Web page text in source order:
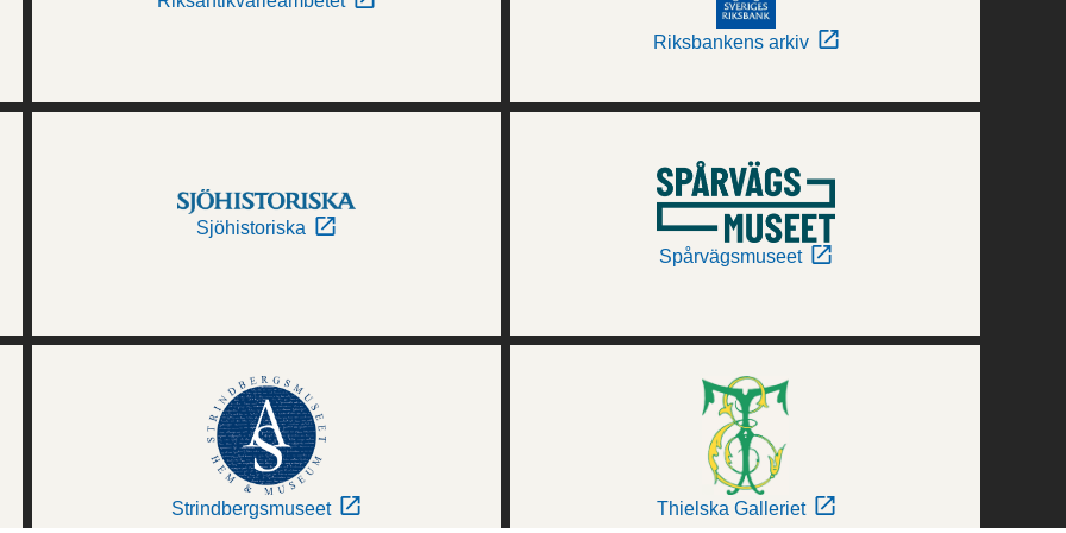
Riksbankens arkiv
Sjöhistoriska
Spårvägsmuseet
Strindbergsmuseet Thielska Galleriet